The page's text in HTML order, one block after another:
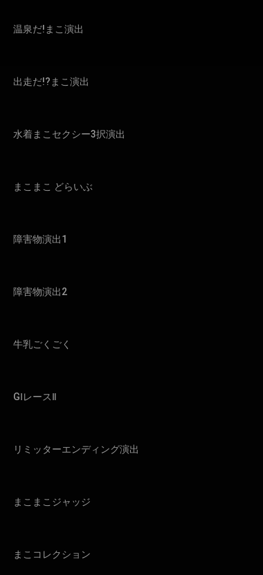
温泉だ!まこ演出
出走だ!?まこ演出
水着まこセクシー3択演出
まこまこ どらいぶ
障害物演出1
障害物演出2
牛乳ごくごく
GⅠレースⅡ
リミッターエンディング演出
まこまこジャッジ
まこコレクション